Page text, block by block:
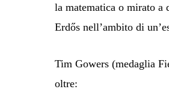
la matematica o mirato a
Erdős nell’ambito di
Tim Gowers (medaglia
oltre: